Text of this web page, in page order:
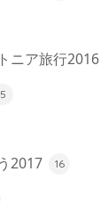
ニア旅行2016
5
2017 16